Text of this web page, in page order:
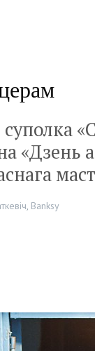
«Дзень
, Banksy